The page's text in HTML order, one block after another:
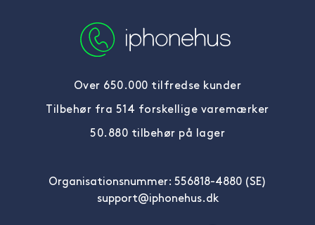
Over 650.000 tilfredse kunder
Tilbehør fra 514 forskellige varemærker
50.880 tilbehør på lager
Organisationsnummer: 556818-4880 (SE)
support@iphonehus.dk